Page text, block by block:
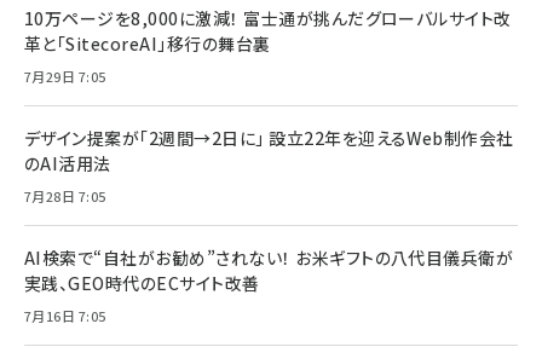
10万ページを8,000に激減！ 富士通が挑んだグローバルサイト改
革と「SitecoreAI」移行の舞台裏
7月29日 7:05
デザイン提案が「2週間→2日に」 設立22年を迎えるWeb制作会社
のAI活用法
7月28日 7:05
AI検索で“自社がお勧め”されない！ お米ギフトの八代目儀兵衛が
実践、GEO時代のECサイト改善
7月16日 7:05